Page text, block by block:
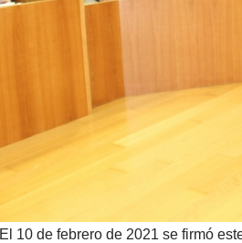
El 10 de febrero de 2021 se firmó